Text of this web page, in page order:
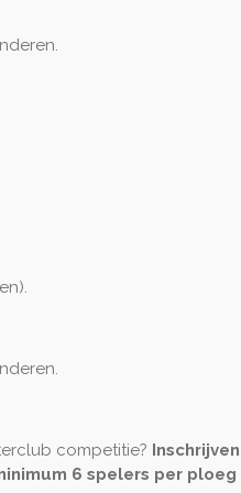
competitie? Inschrijven
6 spelers per ploeg